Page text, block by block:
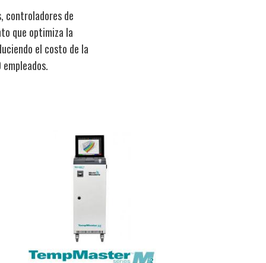
controladores de
que optimiza la
el costo de la